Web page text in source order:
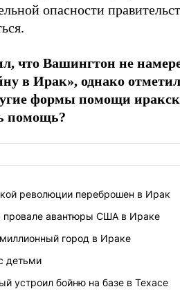
опасности
что Вашингтон не
в Ирак», однако
формы помощи
помощь?
революции переброшен в Ирак
провале авантюры США в Ираке
город в Ираке
детьми
устроил бойню на базе в Техасе